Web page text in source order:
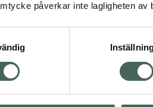
påverkar inte lagligheten av
hittar oss från Skåne i syd
och på datorn.
att hjälpa just dig